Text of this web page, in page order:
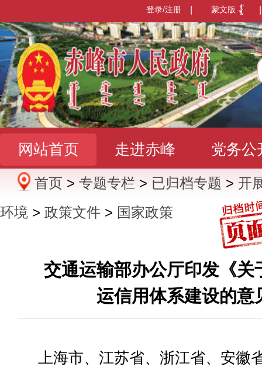
蒙文版
登录/注册
网站首页 走进赤峰 党务公
办事服务 政民互动 数据发
首页 > 专题专栏 > 已归档专题 > 开
环境 > 政策文件 > 国家政策
交通运输部办公厅印发《关
运信用体系建设的意
上海市、江苏省、浙江省、安徽